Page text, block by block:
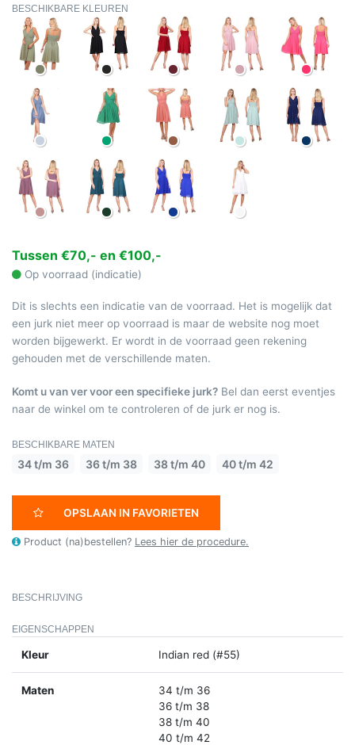
BESCHIKBARE KLEUREN
Tussen €70,- en €100,-
Op voorraad (indicatie)
Dit is slechts een indicatie van de voorraad. Het is mogelijk dat
een jurk niet meer op voorraad is maar de website nog moet
worden bijgewerkt. Er wordt in de voorraad geen rekening
gehouden met de verschillende maten.
Komt u van ver voor een specifieke jurk? Bel dan eerst eventjes
naar de winkel om te controleren of de jurk er nog is.
BESCHIKBARE MATEN
34 t/m 36 36 t/m 38 38 t/m 40 40 t/m 42
OPSLAAN IN FAVORIETEN
Product (na)bestellen? Lees hier de procedure.
BESCHRIJVING
EIGENSCHAPPEN
Kleur Indian red (#55)
Maten
34 t/m 36
36 t/m 38
38 t/m 40
40 t/m 42